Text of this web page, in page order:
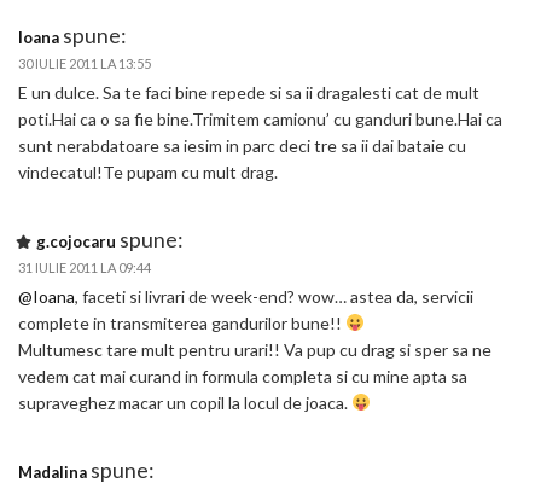
Ioana spune:
30 IULIE 2011 LA 13:55
E un dulce. Sa te faci bine repede si sa ii dragalesti cat de mult
poti.Hai ca o sa fie bine.Trimitem camionu’ cu ganduri bune.Hai ca
sunt nerabdatoare sa iesim in parc deci tre sa ii dai bataie cu
vindecatul!Te pupam cu mult drag.
g.cojocaru spune:
31 IULIE 2011 LA 09:44
@Ioana, faceti si livrari de week-end? wow… astea da, servicii
complete in transmiterea gandurilor bune!!
Multumesc tare mult pentru urari!! Va pup cu drag si sper sa ne
vedem cat mai curand in formula completa si cu mine apta sa
supraveghez macar un copil la locul de joaca.
Madalina spune: